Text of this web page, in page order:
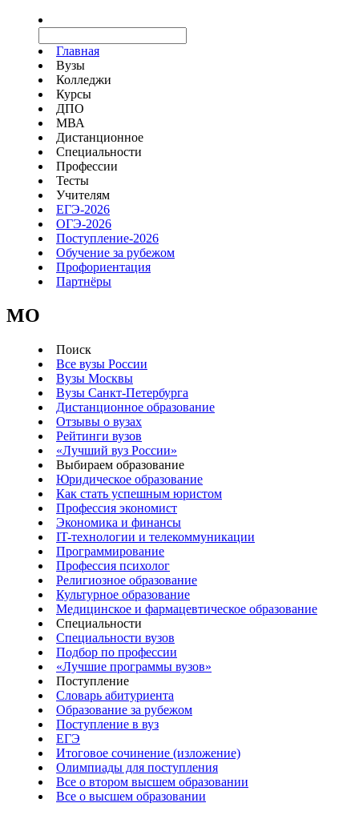
Главная
Вузы
Колледжи
Курсы
ДПО
МВА
Дистанционное
Специальности
Профессии
Тесты
Учителям
ЕГЭ-2026
ОГЭ-2026
Поступление-2026
Обучение за рубежом
Профориентация
Партнёры
MO
Поиск
Все вузы России
Вузы Москвы
Вузы Санкт-Петербурга
Дистанционное образование
Отзывы о вузах
Рейтинги вузов
«Лучший вуз России»
Выбираем образование
Юридическое образование
Как стать успешным юристом
Профессия экономист
Экономика и финансы
IT-технологии и телекоммуникации
Программирование
Профессия психолог
Религиозное образование
Культурное образование
Медицинское и фармацевтическое образование
Специальности
Специальности вузов
Подбор по профессии
«Лучшие программы вузов»
Поступление
Словарь абитуриента
Образование за рубежом
Поступление в вуз
ЕГЭ
Итоговое сочинение (изложение)
Олимпиады для поступления
Все о втором высшем образовании
Все о высшем образовании